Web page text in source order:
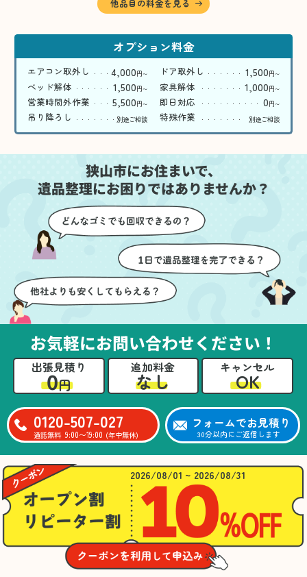
他品目の料金を見る
オプション料金
エアコン取外し 4,000円〜 ドア取外し 1,500円〜
ベッド解体 1,500円〜 家具解体 1,000円〜
営業時間外作業 5,500円〜 即日対応 0円〜
吊り降ろし 別途ご相談 特殊作業 別途ご相談
狭山市にお住まいで、
遺品整理にお困りではありませんか？
お気軽にお問い合わせください！
出張見積り
0円
追加料金
なし
キャンセル
OK
0120-507-027
通話無料 9:00〜19:00 (年中無休)
フォームでお見積り
30分以内にご返信します
2026/08/01 ~ 2026/08/31